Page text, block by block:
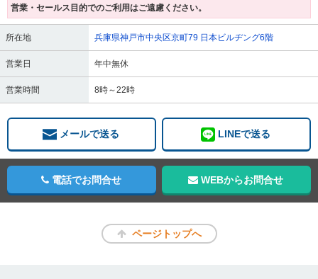
営業・セールス目的でのご利用はご遠慮ください。
所在地 兵庫県神戸市中央区京町79 日本ビルヂング6階
営業日 年中無休
営業時間 8時～22時
メールで送る LINEで送る
電話でお問合せ WEBからお問合せ
ページトップへ